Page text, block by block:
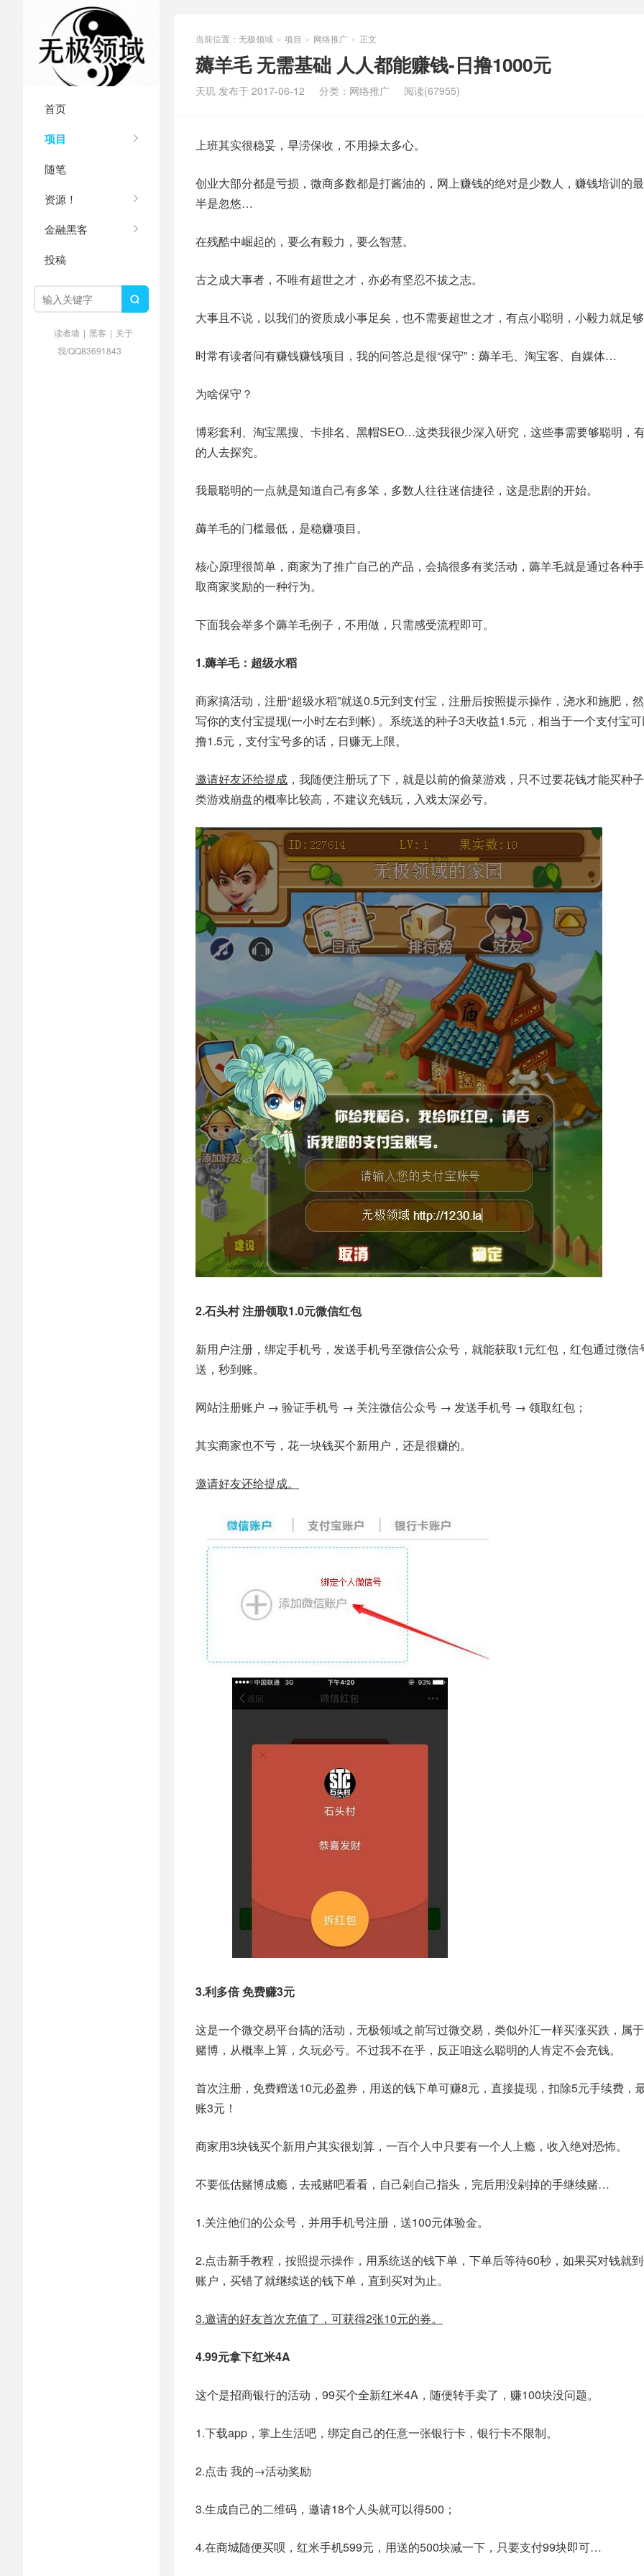
首页
项目
随笔
资源！
金融黑客
投稿

读者墙 | 黑客 | 关于
我/QQ83691843
当前位置： 无极领域 > 项目 > 网络推广 > 正文
薅羊毛 无需基础 人人都能赚钱-日撸1000元
天玑 发布于 2017-06-12 分类： 网络推广 阅读(67955)
上班其实很稳妥，旱涝保收，不用操太多心。
创业大部分都是亏损，微商多数都是打酱油的，网上赚钱的绝对是少数人，赚钱培训的
半是忽悠…
在残酷中崛起的，要么有毅力，要么智慧。
古之成大事者，不唯有超世之才，亦必有坚忍不拔之志。
大事且不说，以我们的资质成小事足矣，也不需要超世之才，有点小聪明，小毅力就足
时常有读者问有赚钱赚钱项目，我的问答总是很“保守”：薅羊毛、淘宝客、自媒体…
为啥保守？
博彩套利、淘宝黑搜、卡排名、黑帽SEO…这类我很少深入研究，这些事需要够聪明，
的人去探究。
我最聪明的一点就是知道自己有多笨，多数人往往迷信捷径，这是悲剧的开始。
薅羊毛的门槛最低，是稳赚项目。
核心原理很简单，商家为了推广自己的产品，会搞很多有奖活动，薅羊毛就是通过各种
取商家奖励的一种行为。
下面我会举多个薅羊毛例子，不用做，只需感受流程即可。
1.薅羊毛：超级水稻
商家搞活动，注册“超级水稻”就送0.5元到支付宝，注册后按照提示操作，浇水和施肥，
写你的支付宝提现(一小时左右到帐) 。系统送的种子3天收益1.5元，相当于一个支付宝
撸1.5元，支付宝号多的话，日赚无上限。
邀请好友还给提成 ，我随便注册玩了下，就是以前的偷菜游戏，只不过要花钱才能买种
类游戏崩盘的概率比较高，不建议充钱玩，入戏太深必亏。
2.石头村 注册领取1.0元微信红包
新用户注册，绑定手机号，发送手机号至微信公众号，就能获取1元红包，红包通过微信
送，秒到账。
网站注册账户 → 验证手机号 → 关注微信公众号 → 发送手机号 → 领取红包；
其实商家也不亏，花一块钱买个新用户，还是很赚的。
邀请好友还给提成。
3.利多倍 免费赚3元
这是一个微交易平台搞的活动，无极领域之前写过微交易，类似外汇一样买涨买跌，属
赌博，从概率上算，久玩必亏。不过我不在乎，反正咱这么聪明的人肯定不会充钱。
首次注册，免费赠送10元必盈券，用送的钱下单可赚8元，直接提现，扣除5元手续费，
账3元！
商家用3块钱买个新用户其实很划算，一百个人中只要有一个人上瘾，收入绝对恐怖。
不要低估赌博成瘾，去戒赌吧看看，自己剁自己指头，完后用没剁掉的手继续赌…
1.关注他们的公众号，并用手机号注册，送100元体验金。
2.点击新手教程，按照提示操作，用系统送的钱下单，下单后等待60秒，如果买对钱就
账户，买错了就继续送的钱下单，直到买对为止。
3.邀请的好友首次充值了，可获得2张10元的券。
4.99元拿下红米4A
这个是招商银行的活动，99买个全新红米4A，随便转手卖了，赚100块没问题。
1.下载app，掌上生活吧，绑定自己的任意一张银行卡，银行卡不限制。
2.点击 我的→活动奖励
3.生成自己的二维码，邀请18个人头就可以得500；
4.在商城随便买呗，红米手机599元，用送的500块减一下，只要支付99块即可…